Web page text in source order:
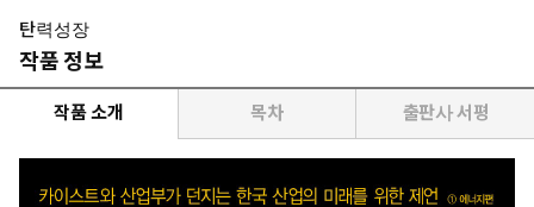
탄력성장
작품 정보
작품 소개 목차 출판사 서평